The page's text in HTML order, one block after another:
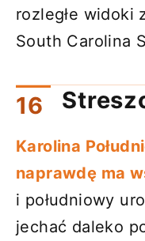
rozległe widoki
South Carolina
Karolina
naprawdę ma
i południowy
jechać daleko